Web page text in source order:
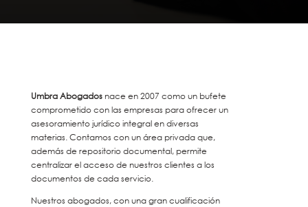
Umbra Abogadosnace en 2007 como un bufete
comprometido con las empresas para ofrecer un
asesoramiento jurídico integral en diversas
materias. Contamos con un área privada que,
además de repositorio documental, permite
centralizar el acceso de nuestros clientes a los
documentos de cada servicio.
Nuestros abogados, con una gran cualificación